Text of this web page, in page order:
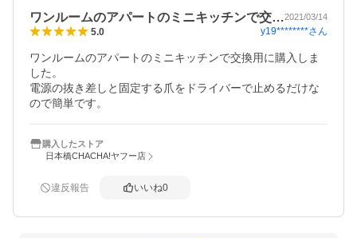
ワンルームのアパートのミニキッチンで交…2021/03/14
5.0 y19********さん
ワンルームのアパートのミニキッチンで交換用に購入しま
した。
電源の抜き差しと固定する爪をドライバーで止めるだけな
ので簡単です。
購入したストア
日本橋CHACHA!ヤフー店
違反報告 いいね0